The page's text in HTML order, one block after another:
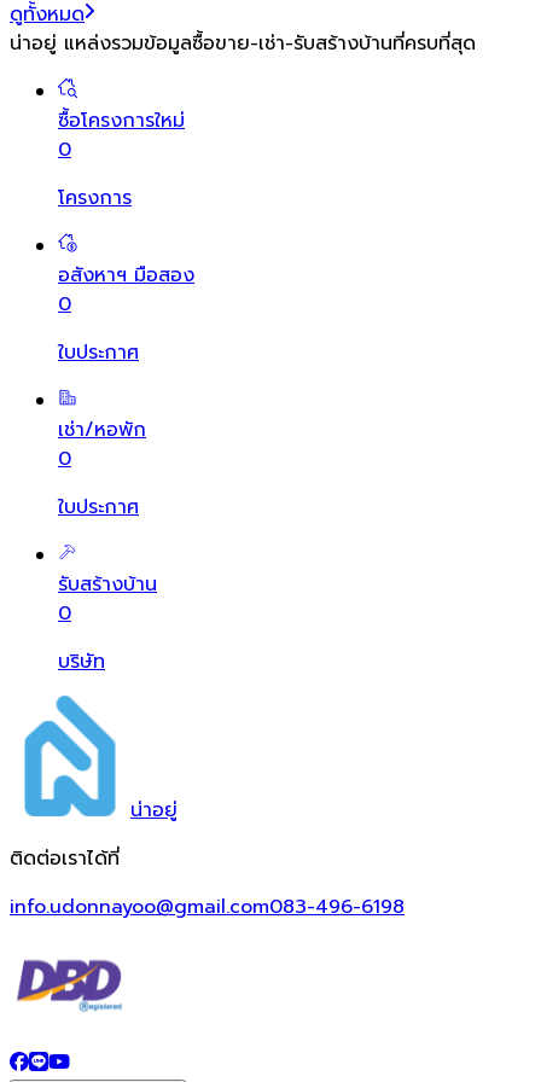
ดูทั้งหมด
น่าอยู่ แหล่งรวมข้อมูลซื้อขาย-เช่า-รับสร้างบ้านที่ครบที่สุด
ซื้อโครงการใหม่
0
โครงการ
อสังหาฯ มือสอง
0
ใบประกาศ
เช่า/หอพัก
0
ใบประกาศ
รับสร้างบ้าน
0
บริษัท
น่าอยู่
ติดต่อเราได้ที่
info.udonnayoo@gmail.com083-496-6198